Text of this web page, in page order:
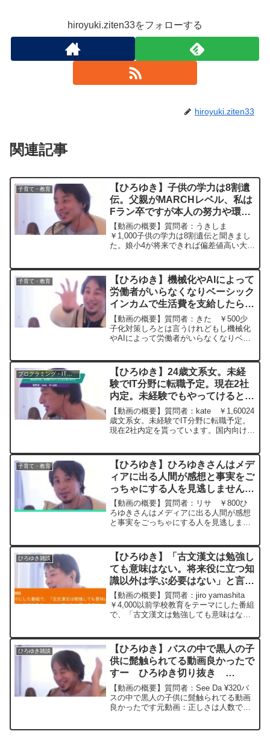
hiroyuki.ziten33をフォローする
hiroyuki.ziten33
関連記事
子育て・教育
【ひろゆき】子供の学力は8割遺
伝。父親がMARCHレベル、私は
Fラン卒ですが本人の努力や環境
次第でもっと上を目指せると思い
ますか？ー ひろゆき切り抜き
20240228
【動画の概要】質問者：うきしま
￥1,000子供の学力は8割遺伝と聞きまし
た。娘小4が将来できれば偏差値高い大学
人の努力や環境次第でもっと上を目指せ
ると思いますか？...
子育て・教育
【ひろゆき】機械化やAIによって
労働者がいらなくなりベーシック
インカムで生活費を支給したら、
国民のほとんどは貧困になる？
ー ひろゆき切り抜き
20240326
【動画の概要】質問者：きた ￥500少
子化対策しろとは言うけれどもし機械化
やAIによって労働者がいらなくなりベー
ます。ひろゆきさんは少子化対策のメリ
ットは消費者が増えるこ...
プログラミング・IT業界
【ひろゆき】24歳文系女。未経
験でIT分野に転職予定。現在2社
内定。未経験でもやってけると思
いますか。ー ひろゆき切り抜
き 20240228
【動画の概要】質問者：kate ￥1,60024
歳文系女。未経験でIT分野に転職予定。
現在2社内定を貰っています。国内向け自
テム開発や教育サービス、クラウドサー
ビス事...
子育て・教育
【ひろゆき】ひろゆきさんはメデ
ィアに出る人間が感想と事実をご
っちゃにする人を見逃しませんよ
ね。ただ、そこまで主観感想を事
実と切り分けて考えれる人ってい
ます？ー ひろゆき切り抜き
【動画の概要】質問者：リサ ￥800ひ
ろゆきさんはメディアに出る人間が感想
と事実をごっちゃにする人を見逃しませ
えれる人っています？だって人って思い
込みによる生き物でしょ...
ひろゆき雑談
【ひろゆき】「古文漢文は勉強し
ても意味はない。将来役に立つ知
識以外は学ぶ必要はない」と言っ
ていたが、子供たちの脳の学習機
能を刺激することも目的なんだと
思います。ー ひろゆき切り抜
【動画の概要】質問者：jiro yamashita
￥4,000以前学校教育をテーマにした番組
で、「古文漢文は勉強しても意味はな
と思いますが、 学校教育は知識の習得だ
け...
ひろゆき雑談
【ひろゆき】バスの中で黒人の子
供に髭触られてる動画良かったで
すー ひろゆき切り抜き
20230915
【動画の概要】質問者：See Da ¥320バ
スの中で黒人の子供に髭触られてる動画
良かったです元動画：正しさは人数で決